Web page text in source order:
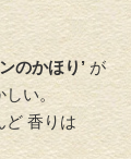
のかほり’ が
い。
ど 香りは